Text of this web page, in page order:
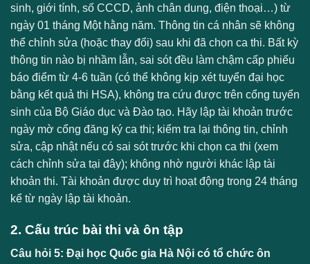
sinh, giới tính, số CCCD, ảnh chân dung, điện thoại…) từ
ngày 01 tháng Một hằng năm. Thông tin cá nhân sẽ không
thể chỉnh sửa (hoặc thay đổi) sau khi đã chọn ca thi. Bất kỳ
thông tin nào bị nhầm lẫn, sai sót đều làm chậm cấp phiếu
báo điểm từ 4-6 tuần (có thể không kịp xét tuyển đại học
bằng kết quả thi HSA), không tra cứu được trên cổng tuyển
sinh của Bộ Giáo dục và Đào tạo. Hãy lập tài khoản trước
ngày mờ cổng đăng ký ca thi; kiểm tra lại thông tin, chỉnh
sửa, cập nhật nếu có sai sót trước khi chọn ca thi (xem
cách chỉnh sửa tại đây); không nhờ người khác lập tài
khoản thi. Tài khoản được duy trì hoạt động trong 24 tháng
kể từ ngày lập tài khoản.
2. Cấu trúc bài thi và ôn tập
Câu hỏi 5: Đại học Quốc gia Hà Nội có tổ chức ôn